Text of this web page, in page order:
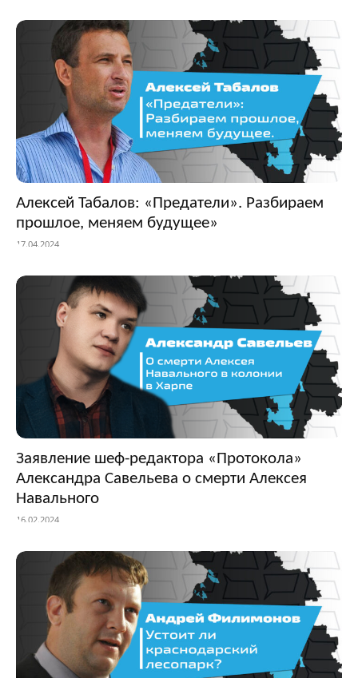
Алексей Табалов: «Предатели». Разбираем
прошлое, меняем будущее»
17.04.2024
Заявление шеф-редактора «Протокола»
Александра Савельева о смерти Алексея
Навального
16.02.2024